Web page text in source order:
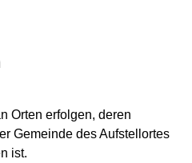
Orten erfolgen, deren
Gemeinde des Aufstellortes
ist.